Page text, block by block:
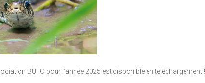
BUFO pour l’année 2025 est disponible en téléchargement !